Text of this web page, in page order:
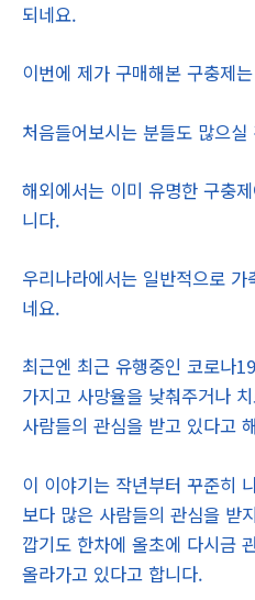
되네요.
이번에 제가 구매해본 구충제
처음들어보시는 분들도 많으실
해외에서는 이미 유명한 구충
니다.
우리나라에서는 일반적으로
네요.
최근엔 최근 유행중인 코로나
가지고 사망율을 낮춰주거나
사람들의 관심을 받고 있다고
이 이야기는 작년부터 꾸준히
보다 많은 사람들의 관심을 받
깝기도 한차에 올초에 다시금
올라가고 있다고 합니다.